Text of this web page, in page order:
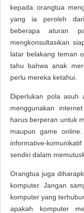
kepada orangtua
yang ia peroleh
beberapa aturan
mengkonsultasikan
latar belakang teman
tahu bahwa anak
perlu mereka ketahui.
Diperlukan pola asuh
menggunakan
harus berperan untuk
maupun game online.
informative-
sendiri dalam
Orangtua juga
komputer. Jangan
komputer yang
apakah komputer